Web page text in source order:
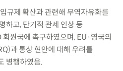
규제 확산과 관련해 무역자유화를
하고, 단기적 관세 인상 등
원국에 촉구하였으며, EU·영국의
과 통상 현안에 대해 우려를
병행하였음.